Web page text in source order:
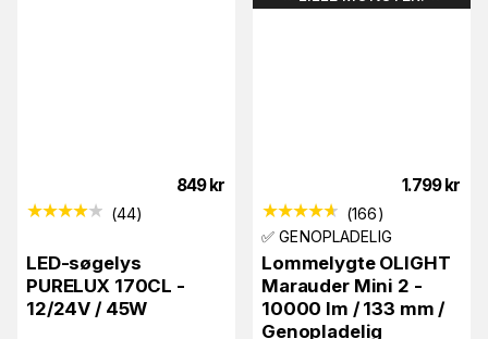
849 kr
(44)
LED-søgelys
PURELUX 170CL -
12/24V / 45W
1.799 kr
(166)
✅ GENOPLADELIG
Lommelygte OLIGHT
Marauder Mini 2 -
10000 lm / 133 mm /
Genopladelig